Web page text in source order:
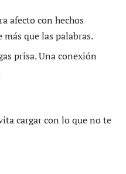
afecto con hechos
que las palabras.
prisa. Una conexión
cargar con lo que no te